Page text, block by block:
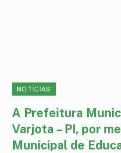
NOTÍCIAS
A Prefeitura
Varjota – PI, por
Municipal de